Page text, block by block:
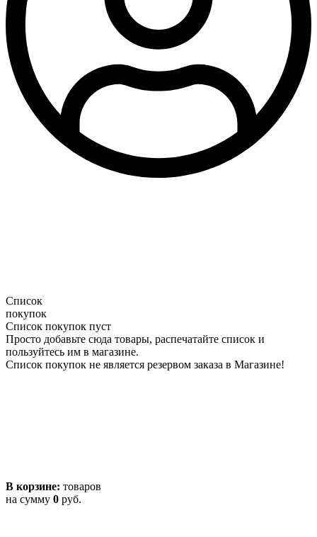
Список
покупок
Список покупок пуст
Просто добавьте сюда товары, распечатайте список и
пользуйтесь им в магазине.
Список покупок не является резервом заказа в Магазине!
В корзине: товаров
на сумму 0 руб.